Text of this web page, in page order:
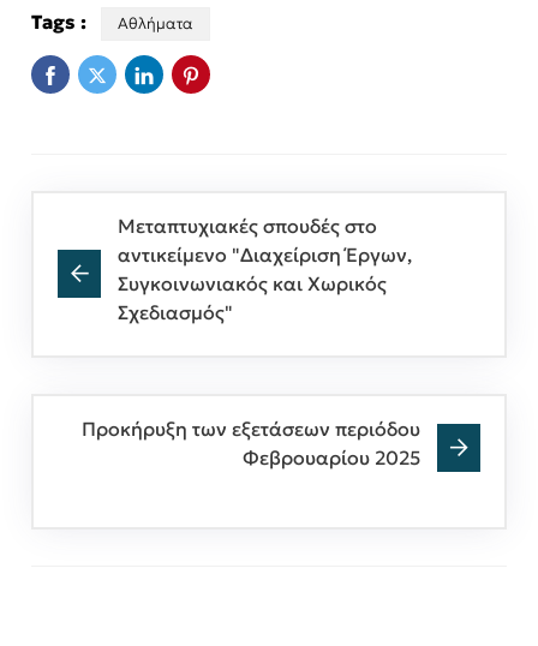
Tags : Αθλήματα
Μεταπτυχιακές σπουδές στο
αντικείμενο "Διαχείριση Έργων,
Συγκοινωνιακός και Χωρικός
Σχεδιασμός"
Προκήρυξη των εξετάσεων περιόδου
Φεβρουαρίου 2025